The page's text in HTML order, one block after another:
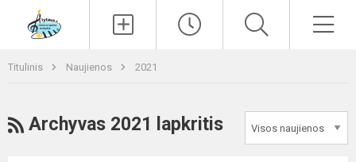
Titulinis Naujienos 2021
RSS
Archyvas 2021 lapkritis